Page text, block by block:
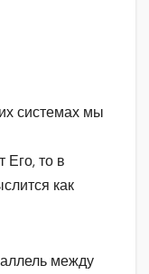
системах мы
то в
как
между